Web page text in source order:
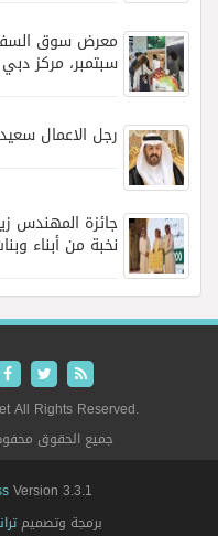
سبتمبر، مركز
رجل الاعمال
جائزة المهندس
نخبة من أبناء
All Rights Reserved.
جميع الحقوق
Version 3.3.1
برمجة وتصميم